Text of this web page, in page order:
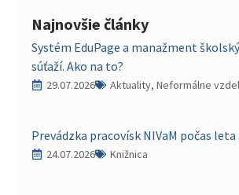
Najnovšie články
Systém EduPage a manažment
súťaží. Ako na to?
29.07.2026 Aktuality, Neformálne
Prevádzka pracovísk NIVaM počas leta
24.07.2026 Knižnica